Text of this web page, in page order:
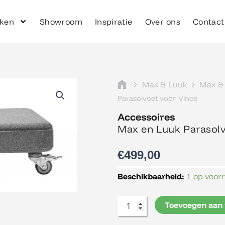
Showroom Inspiratie Over ons Contact
Max & Luuk Max
Parasolvoet voor Vince
Accessoires
Max en Luuk
€499,00
Beschikbaarheid: 1 op
Max
Parasolvoet
voor
Toevoegen